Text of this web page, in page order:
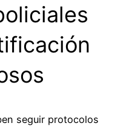
seguir protocolos